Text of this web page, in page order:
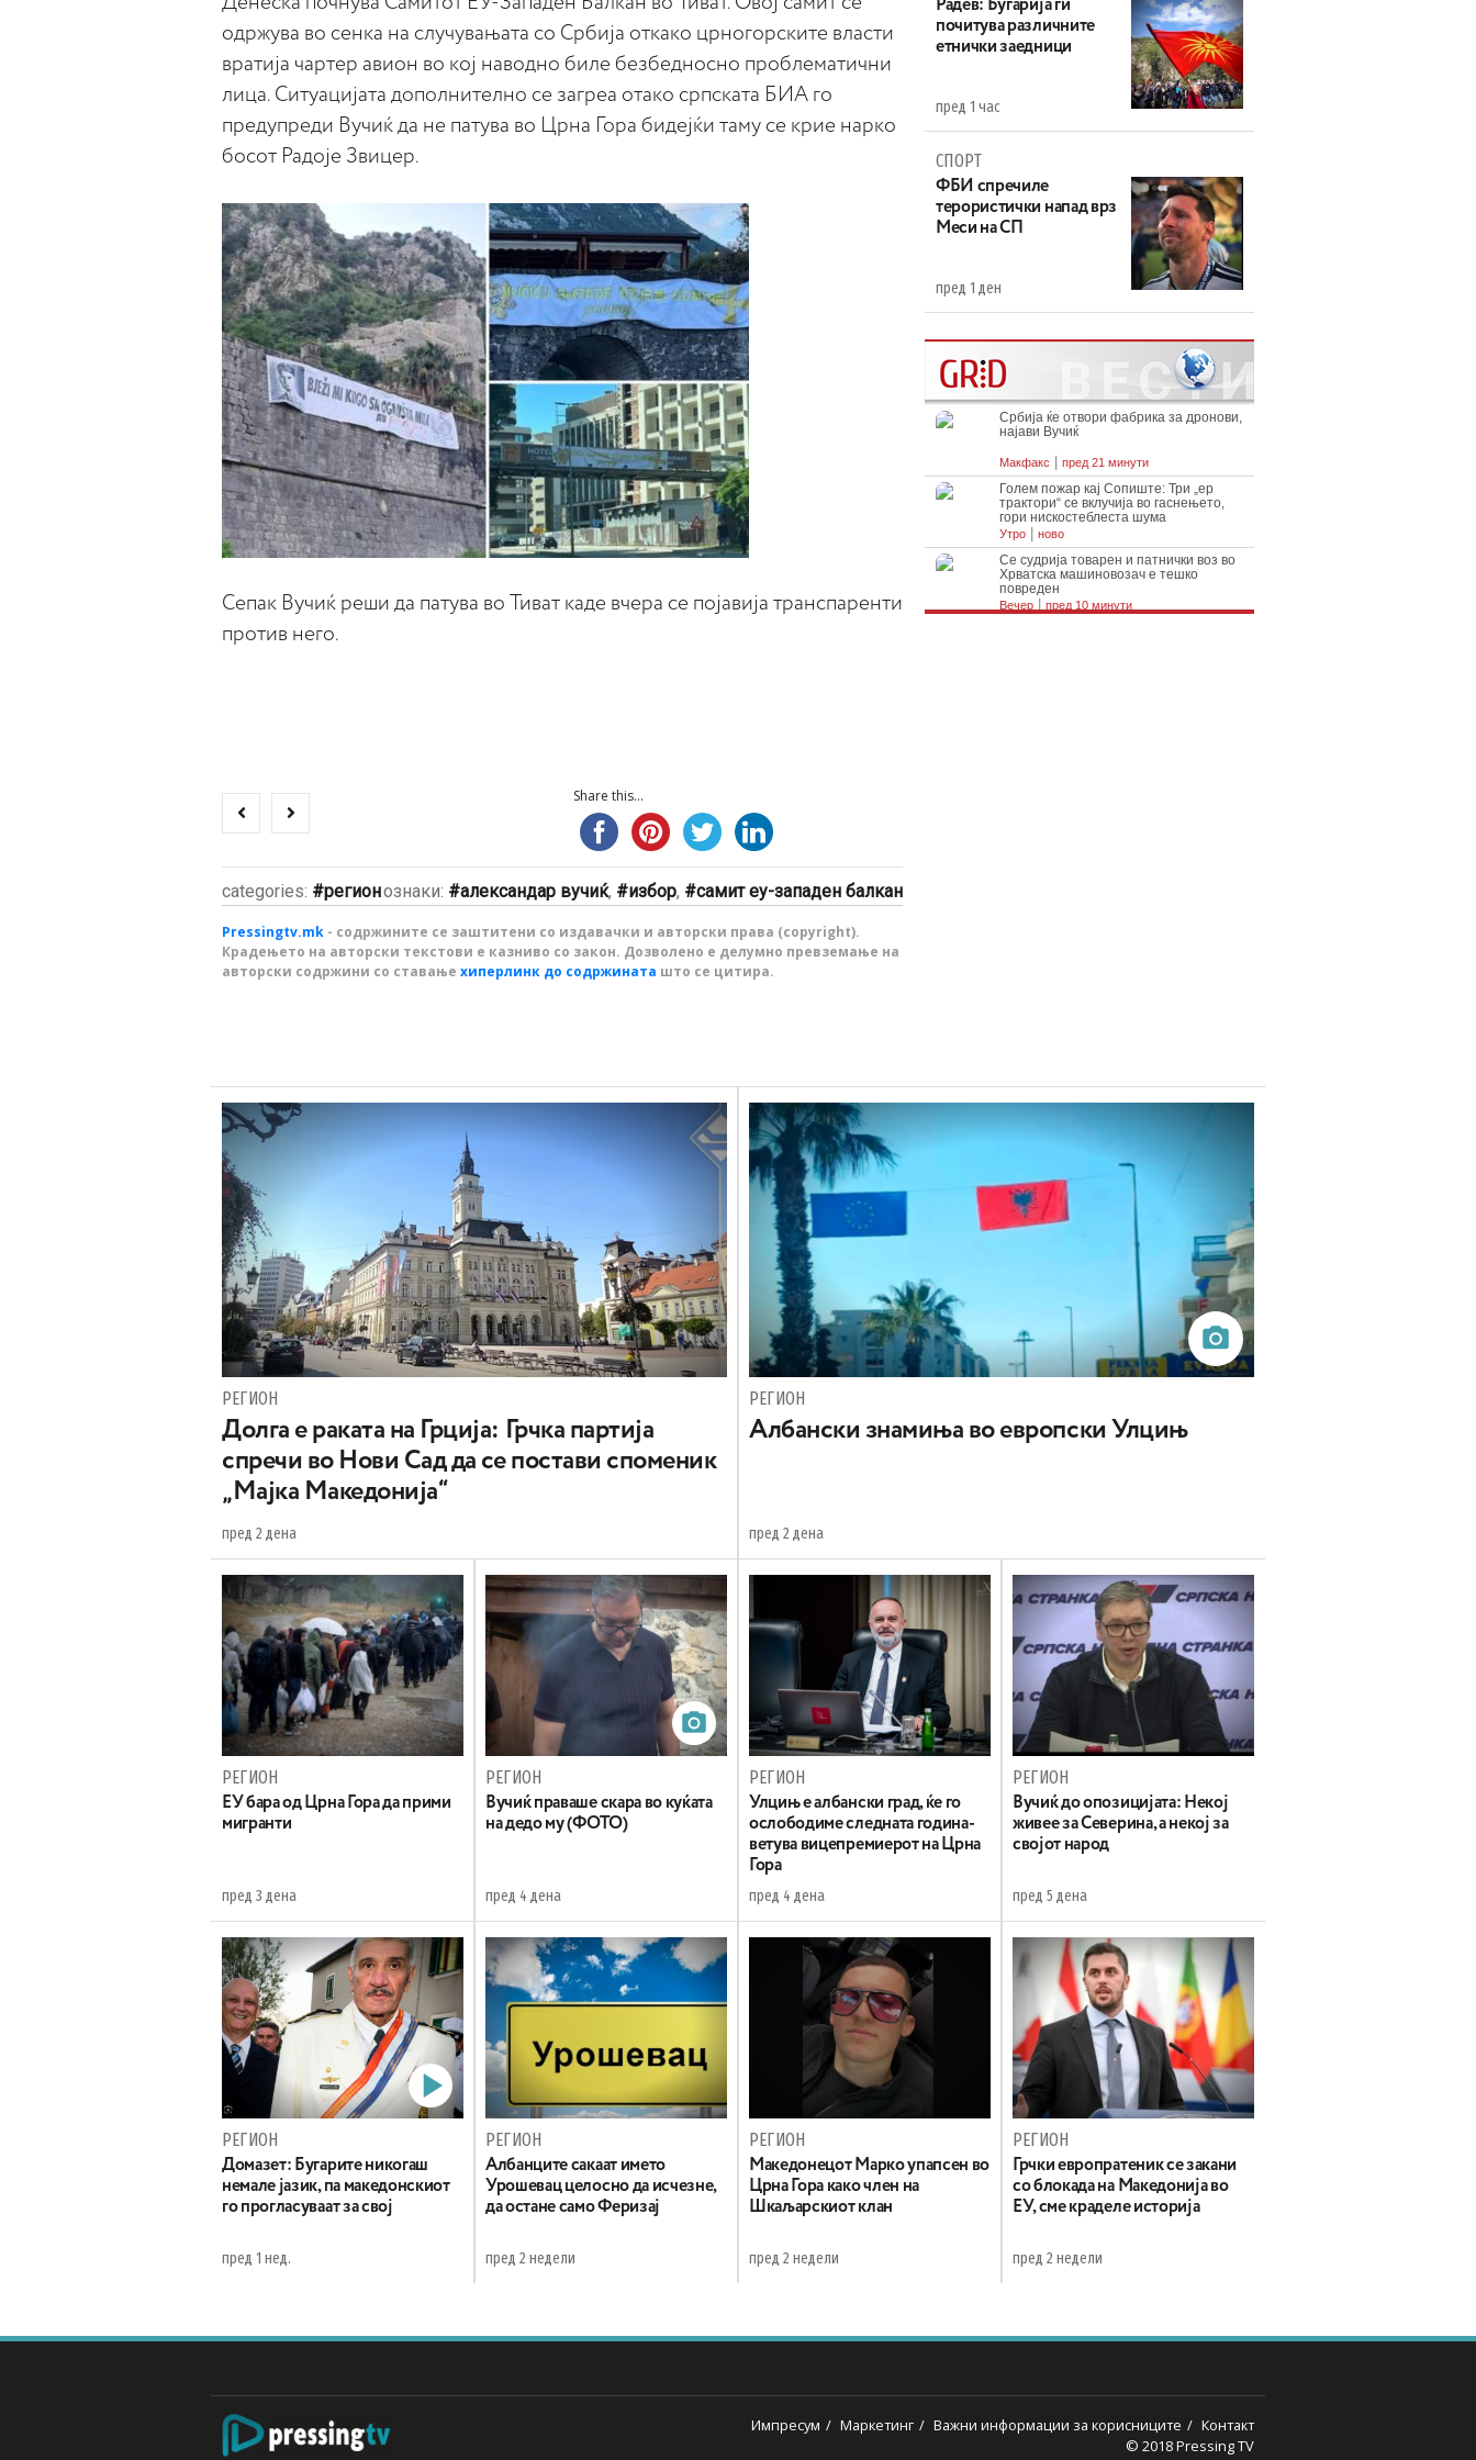
одржува во сенка на случувањата со Србија откако црногорските власти
вратија чартер авион во кој наводно биле безбедносно проблематични
лица. Ситуацијата дополнително се загреа отако српската БИА го
предупреди Вучиќ да не патува во Црна Гора бидејќи таму се крие нарко
босот Радоје Звицер.
Сепак Вучиќ реши да патува во Тиват каде вчера се појавија транспаренти
против него.
Share this...
categories: регионознаки: александар вучиќ, избор, самит еу-западен балкан
Pressingtv.mk - содржините се заштитени со издавачки и авторски права (copyright).
Крадењето на авторски текстови е казниво со закон. Дозволено е делумно превземање на
авторски содржини со ставање хиперлинк до содржината што се цитира.
Радев: Бугарија ги
почитува различните
етнички заедници
пред 1 час
СПОРТ
ФБИ спречиле
терористички напад врз
Меси на СП
пред 1 ден
РЕГИОН
Долга е раката на Грција: Грчка партија
спречи во Нови Сад да се постави споменик
„Мајка Македонија“
пред 2 дена
РЕГИОН
Aлбански знамиња во европски Улцињ
пред 2 дена
РЕГИОН
EУ бара од Црна Гора да прими
мигранти
пред 3 дена
РЕГИОН
Вучиќ праваше скара во куќата
на дедо му (ФОТО)
пред 4 дена
РЕГИОН
Улцињ е албански град, ќе го
ослободиме следната година-
ветува вицепремиерот на Црна
Гора
пред 4 дена
РЕГИОН
Вучиќ до опозицијата: Некој
живее за Северина, а некој за
својот народ
пред 5 дена
РЕГИОН
Домазет: Бугарите никогаш
немале јазик, па македонскиот
го прогласуваат за свој
пред 1 нед.
РЕГИОН
Aлбанците сакаат името
Урошевац целосно да исчезне,
да остане само Феризај
пред 2 недели
РЕГИОН
Maкедонецот Марко упапсен во
Црна Гора како член на
Шкаљарскиот клан
пред 2 недели
РЕГИОН
Грчки европратеник се закани
со блокада на Македонија во
ЕУ, сме краделе историја
пред 2 недели
Импресум Маркетинг Важни информации за корисниците
Контакт
© 2018 Pressing TV